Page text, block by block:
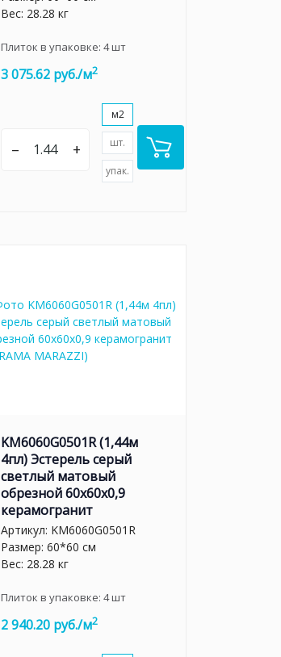
Вес: 28.28 кг
Плиток в упаковке: 4шт
3 075.62 руб./м2
– +
м2
шт.
упак.
KM6060G0501R (1,44м
4пл) Эстерель серый
светлый матовый
обрезной 60x60x0,9
керамогранит
Артикул: KM6060G0501R
Размер: 60*60 см
Вес: 28.28 кг
Плиток в упаковке: 4шт
2 940.20 руб./м2